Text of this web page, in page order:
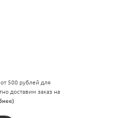
500 рублей для
доставим заказ на